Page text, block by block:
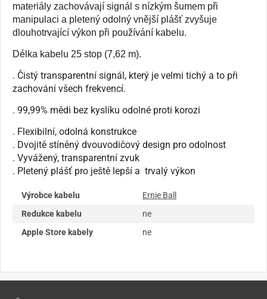
materiály zachovávají signál s nízkým šumem při
manipulaci a pletený odolný vnější plášť zvyšuje
dlouhotrvající výkon při používání kabelu.
Délka kabelu 25 stop (7,62 m).
. Čistý transparentní signál, který je velmi tichý a to při
zachování všech frekvencí.
. 99,99% mědi bez kyslíku odolné proti korozi
. Flexibilní, odolná konstrukce
. Dvojitě stíněný dvouvodičový design pro odolnost
. Vyvážený, transparentní zvuk
. Pletený plášť pro ještě lepší a trvalý výkon
Výrobce kabelu
Ernie Ball
Redukce kabelu
ne
Apple Store kabely
ne